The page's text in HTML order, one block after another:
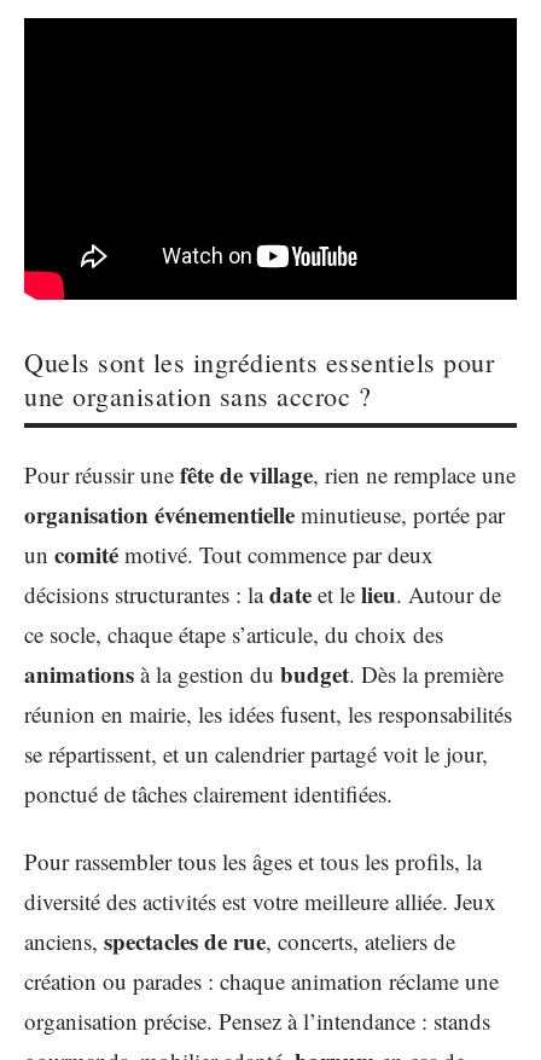
Quels sont les ingrédients essentiels pour
une organisation sans accroc ?
Pour réussir une fête de village, rien ne remplace une
organisation événementielle minutieuse, portée par
un comité motivé. Tout commence par deux
décisions structurantes : ladate et le lieu. Autour de
ce socle, chaque étape s’articule, du choix des
animations à la gestion du budget. Dès la première
réunion en mairie, les idées fusent, les responsabilités
se répartissent, et un calendrier partagé voit le jour,
ponctué de tâches clairement identifiées.
Pour rassembler tous les âges et tous les profils, la
diversité des activités est votre meilleure alliée. Jeux
anciens, spectacles de rue, concerts, ateliers de
création ou parades : chaque animation réclame une
organisation précise. Pensez à l’intendance : stands